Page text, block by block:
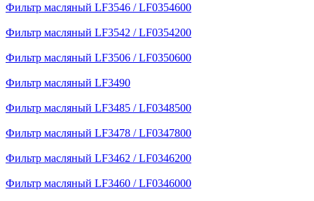
Фильтр масляный LF3546 / LF0354600
Фильтр масляный LF3542 / LF0354200
Фильтр масляный LF3506 / LF0350600
Фильтр масляный LF3490
Фильтр масляный LF3485 / LF0348500
Фильтр масляный LF3478 / LF0347800
Фильтр масляный LF3462 / LF0346200
Фильтр масляный LF3460 / LF0346000